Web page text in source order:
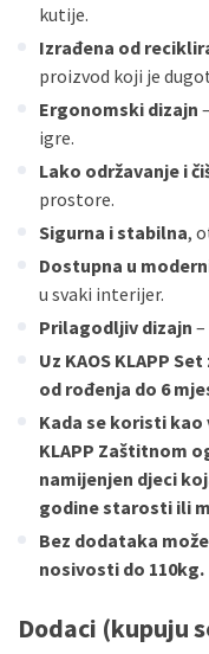
kutije.
Izrađena od
proizvod koji je
Ergonomski dizajn
igre.
Lako održavanje i
prostore.
Sigurna i stabilna,
Dostupna u
u svaki interijer.
Prilagodljiv dizajn
Uz KAOS KLAPP
od rođenja do 6
Kada se koristi kao
KLAPP Zaštitnom
namijenjen djeci
godine starosti ili
Bez dodataka
nosivosti do 110kg.
Dodaci (kupuju